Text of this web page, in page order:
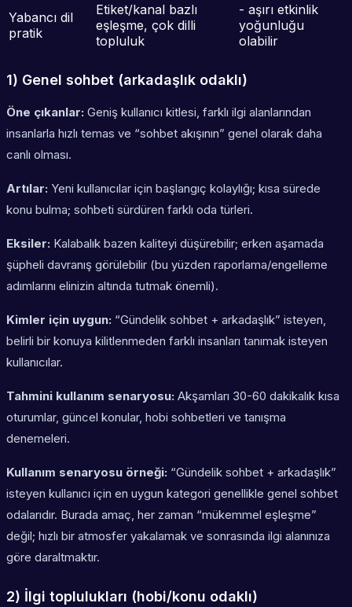
Yabancı dil
pratik
Etiket/kanal bazlı
eşleşme, çok dilli
topluluk
- aşırı etkinlik
yoğunluğu
olabilir
1) Genel sohbet (arkadaşlık odaklı)
Öne çıkanlar: Geniş kullanıcı kitlesi, farklı ilgi alanlarından
insanlarla hızlı temas ve “sohbet akışının” genel olarak daha
canlı olması.
Artılar: Yeni kullanıcılar için başlangıç kolaylığı; kısa sürede
konu bulma; sohbeti sürdüren farklı oda türleri.
Eksiler: Kalabalık bazen kaliteyi düşürebilir; erken aşamada
şüpheli davranış görülebilir (bu yüzden raporlama/engelleme
adımlarını elinizin altında tutmak önemli).
Kimler için uygun: “Gündelik sohbet + arkadaşlık” isteyen,
belirli bir konuya kilitlenmeden farklı insanları tanımak isteyen
kullanıcılar.
Tahmini kullanım senaryosu: Akşamları 30-60 dakikalık kısa
oturumlar, güncel konular, hobi sohbetleri ve tanışma
denemeleri.
Kullanım senaryosu örneği: “Gündelik sohbet + arkadaşlık”
isteyen kullanıcı için en uygun kategori genellikle genel sohbet
odalarıdır. Burada amaç, her zaman “mükemmel eşleşme”
değil; hızlı bir atmosfer yakalamak ve sonrasında ilgi alanınıza
göre daraltmaktır.
2) İlgi toplulukları (hobi/konu odaklı)